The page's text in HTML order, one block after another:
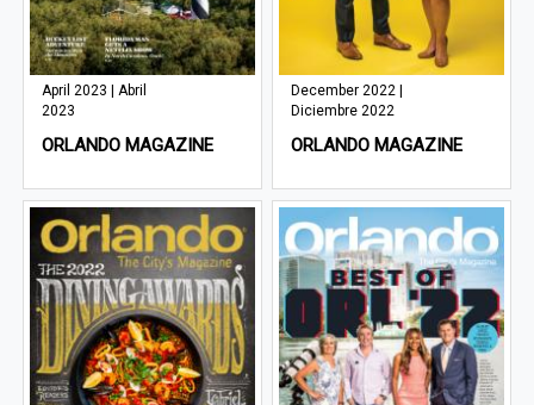
April 2023 | Abril
2023
ORLANDO MAGAZINE
December 2022 |
Diciembre 2022
ORLANDO MAGAZINE